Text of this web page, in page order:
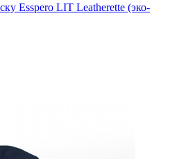
Esspero LIT Leatherette (эко-